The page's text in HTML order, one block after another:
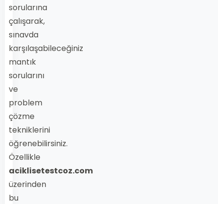
sorularına
çalışarak,
sınavda
karşılaşabileceğiniz
mantık
sorularını
ve
problem
çözme
tekniklerini
öğrenebilirsiniz.
Özellikle
aciklisetestcoz.com
üzerinden
bu